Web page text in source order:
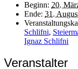
Beginn: 20.
Ende: 31.
Schlifni,
Ignaz Schlifni
Veranstalter